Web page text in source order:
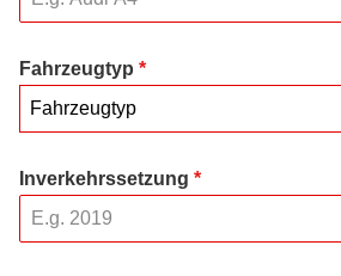
Fahrzeugtyp *
Fahrzeugtyp
Inverkehrssetzung *